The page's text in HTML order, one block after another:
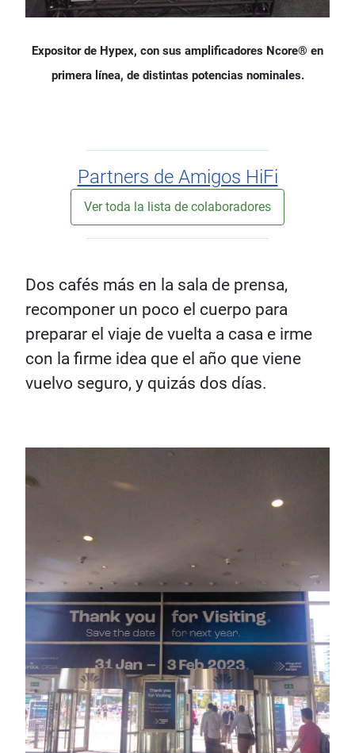
Expositor de Hypex, con sus amplificadores Ncore® en
primera línea, de distintas potencias nominales.
Partners de Amigos HiFi
Ver toda la lista de colaboradores
Dos cafés más en la sala de prensa,
recomponer un poco el cuerpo para
preparar el viaje de vuelta a casa e irme
con la firme idea que el año que viene
vuelvo seguro, y quizás dos días.